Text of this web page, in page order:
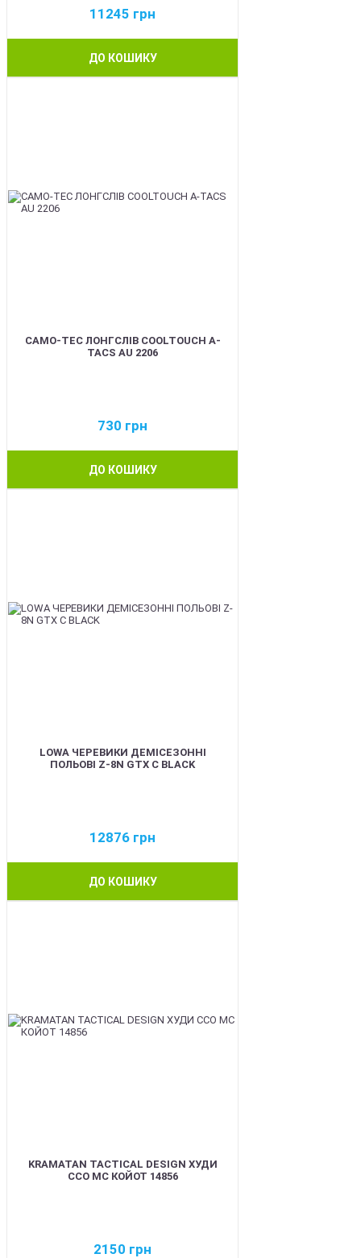
11245 грн
ДО КОШИКУ
CAMO-TEC ЛОНГСЛІВ COOLTOUCH A-
TACS AU 2206
730 грн
ДО КОШИКУ
LOWA ЧЕРЕВИКИ ДЕМІСЕЗОННІ
ПОЛЬОВІ Z-8N GTX C BLACK
12876 грн
ДО КОШИКУ
KRAMATAN TACTICAL DESIGN ХУДИ
ССО МС КОЙОТ 14856
2150 грн